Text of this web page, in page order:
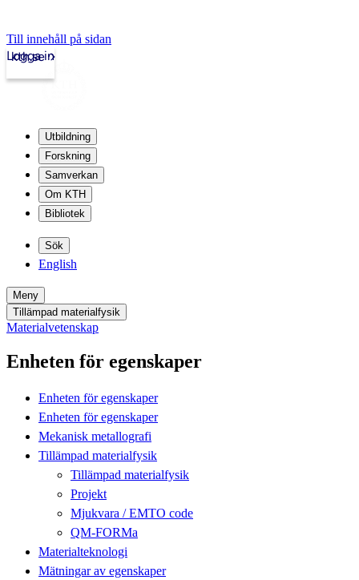
Till innehåll på sidan
kth.se
Logga in
Utbildning
Forskning
Samverkan
Om KTH
Bibliotek
Sök
English
Meny
Tillämpad materialfysik
Materialvetenskap
Enheten för egenskaper
Enheten för egenskaper
Enheten för egenskaper
Mekanisk metallografi
Tillämpad materialfysik
Tillämpad materialfysik
Projekt
Mjukvara / EMTO code
QM-FORMa
Materialteknologi
Mätningar av egenskaper